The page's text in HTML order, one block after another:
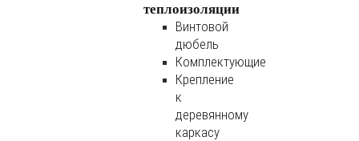
теплоизоляции
Винтовой
дюбель
Комплектующие
Крепление
к
деревянному
каркасу